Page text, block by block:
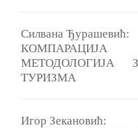
Cилвана Ђурашевић:
МЕТОДОЛОГИЈА
ТУРИЗМА
Игор Зекановић: